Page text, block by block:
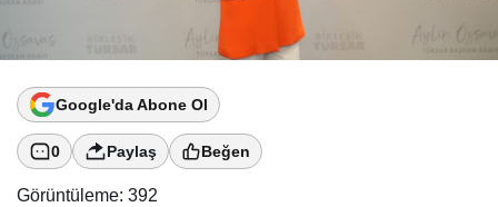
Google'da Abone Ol
0 Paylaş Beğen
Görüntüleme: 392